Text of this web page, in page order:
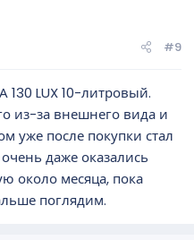
#9
130 LUX 10-литровый.
из-за внешнего вида и
уже после покупки стал
даже оказались
около месяца, пока
поглядим.